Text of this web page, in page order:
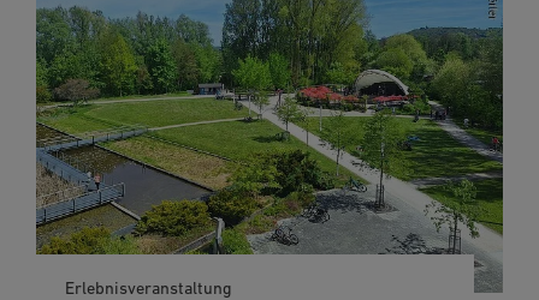
Erlebnisveranstaltung